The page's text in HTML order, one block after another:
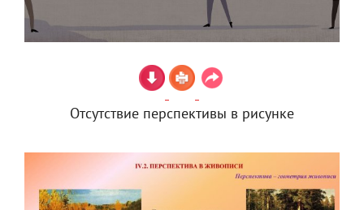
Отсутствие перспективы в рисунке